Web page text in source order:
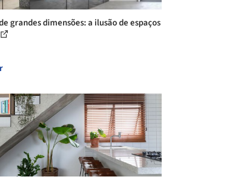
grandes dimensões: a ilusão de espaços